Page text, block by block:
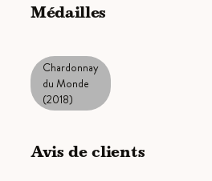
Médailles
Chardonnay
du Monde
(2018)
Avis de clients